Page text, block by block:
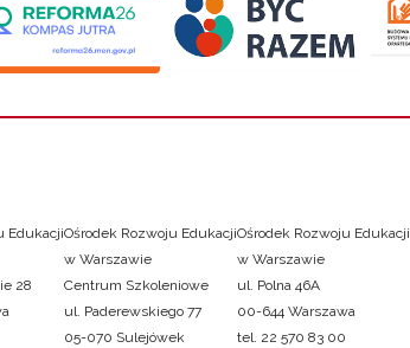
Edukacji
28
Ośrodek Rozwoju Edukacji
w Warszawie
Centrum Szkoleniowe
ul. Paderewskiego 77
05-070 Sulejówek
Ośrodek Rozwoju Edukacji
w Warszawie
ul. Polna 46A
00-644 Warszawa
tel. 22 570 83 00